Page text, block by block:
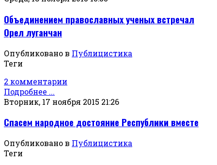
Объединением православных ученых встречал
Орел луганчан
Опубликовано в Публицистика
Теги
2 комментарии
Подробнее ...
Вторник, 17 ноября 2015 21:26
Спасем народное достояние Республики вместе
Опубликовано в Публицистика
Теги